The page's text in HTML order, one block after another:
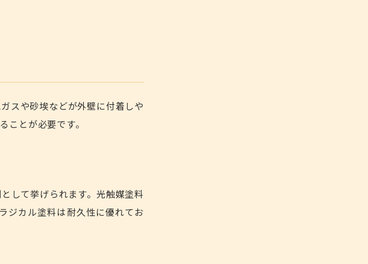
スや砂埃などが外壁に付着しや
ことが必要です。
して挙げられます。光触媒塗料
ジカル塗料は耐久性に優れてお